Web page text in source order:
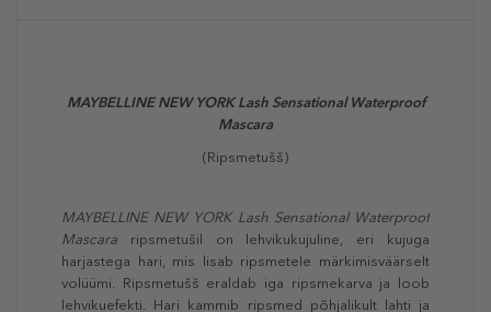
MAYBELLINE NEW YORK Lash Sensational Waterproof
Mascara
(Ripsmetušš)
MAYBELLINE NEW YORK Lash Sensational Waterproof
Mascara ripsmetušil on lehvikukujuline, eri kujuga
harjastega hari, mis lisab ripsmetele märkimisväärselt
volüümi. Ripsmetušš eraldab iga ripsmekarva ja loob
lehvikuefekti. Hari kammib ripsmed põhjalikult lahti ja